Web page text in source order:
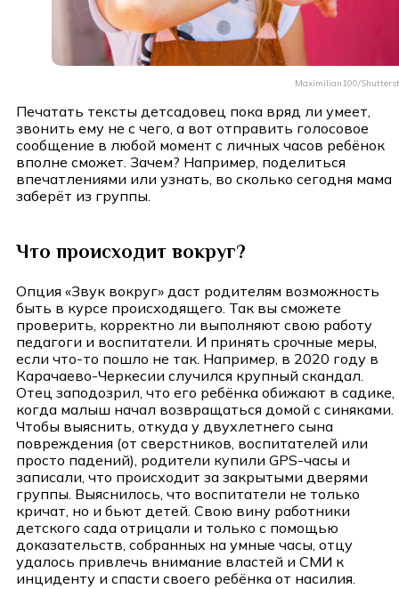
Maximilian100/
Печатать тексты детсадовец пока вряд ли умеет,
звонить ему не с чего, а вот отправить голосовое
сообщение в любой момент с личных часов ребёнок
вполне сможет. Зачем? Например, поделиться
впечатлениями или узнать, во сколько сегодня мама
заберёт из группы.
Что происходит вокруг?
Опция «Звук вокруг» даст родителям возможность
быть в курсе происходящего. Так вы сможете
проверить, корректно ли выполняют свою работу
педагоги и воспитатели. И принять срочные меры,
если что-то пошло не так. Например, в 2020 году в
Карачаево-Черкесии случился крупный скандал.
Отец заподозрил, что его ребёнка обижают в садике,
когда малыш начал возвращаться домой с синяками.
Чтобы выяснить, откуда у двухлетнего сына
повреждения (от сверстников, воспитателей или
просто падений), родители купили GPS-часы и
записали, что происходит за закрытыми дверями
группы. Выяснилось, что воспитатели не только
кричат, но и бьют детей. Свою вину работники
детского сада отрицали и только с помощью
доказательств, собранных на умные часы, отцу
удалось привлечь внимание властей и СМИ к
инциденту и спасти своего ребёнка от насилия.